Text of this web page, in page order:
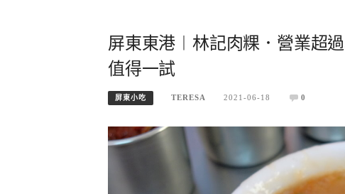
屏東東港︱林記肉粿．營業超
值得一試
屏東小吃 TERESA 2021-06-18 0